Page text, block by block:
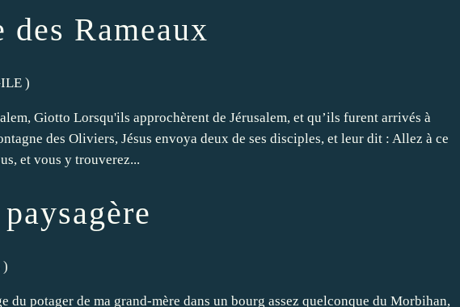
des Rameaux
)
Giotto Lorsqu'ils approchèrent de Jérusalem, et qu’ils furent arrivés à
des Oliviers, Jésus envoya deux de ses disciples, et leur dit : Allez à ce
et vous y trouverez...
)
du potager de ma grand-mère dans un bourg assez quelconque du Morbihan,